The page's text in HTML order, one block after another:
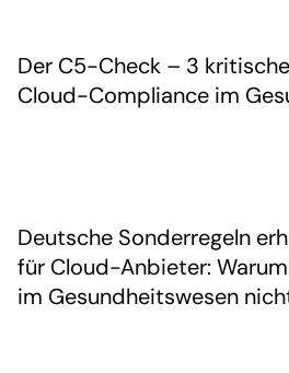
Der C5-Check – 3
Cloud-Compliance im
Deutsche Sonderregeln
für Cloud-Anbieter:
im Gesundheitswesen